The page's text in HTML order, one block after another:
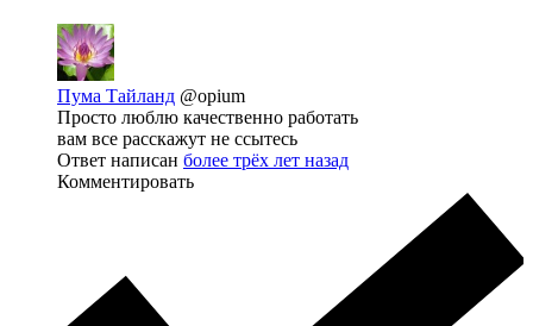
Пума Тайланд @opium
Просто люблю качественно работать
вам все расскажут не ссытесь
Ответ написан более трёх лет назад
Комментировать